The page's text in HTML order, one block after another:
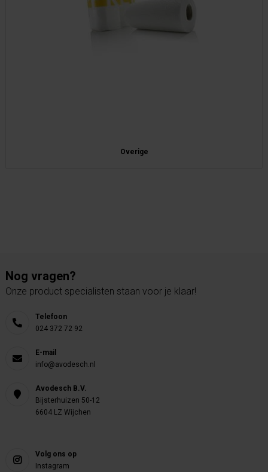
Overige
Nog vragen?
Onze product specialisten staan voor je klaar!
Telefoon
024 372 72 92
E-mail
info@avodesch.nl
Avodesch B.V.
Bijsterhuizen 50-12
6604 LZ Wijchen
Volg ons op
Instagram